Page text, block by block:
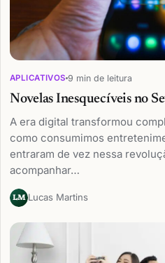
APLICATIVOS 9 min de leitura
Novelas Inesquecíveis no
A era digital transformou
como consumimos
entraram de vez nessa
acompanhar…
LM Lucas Martins